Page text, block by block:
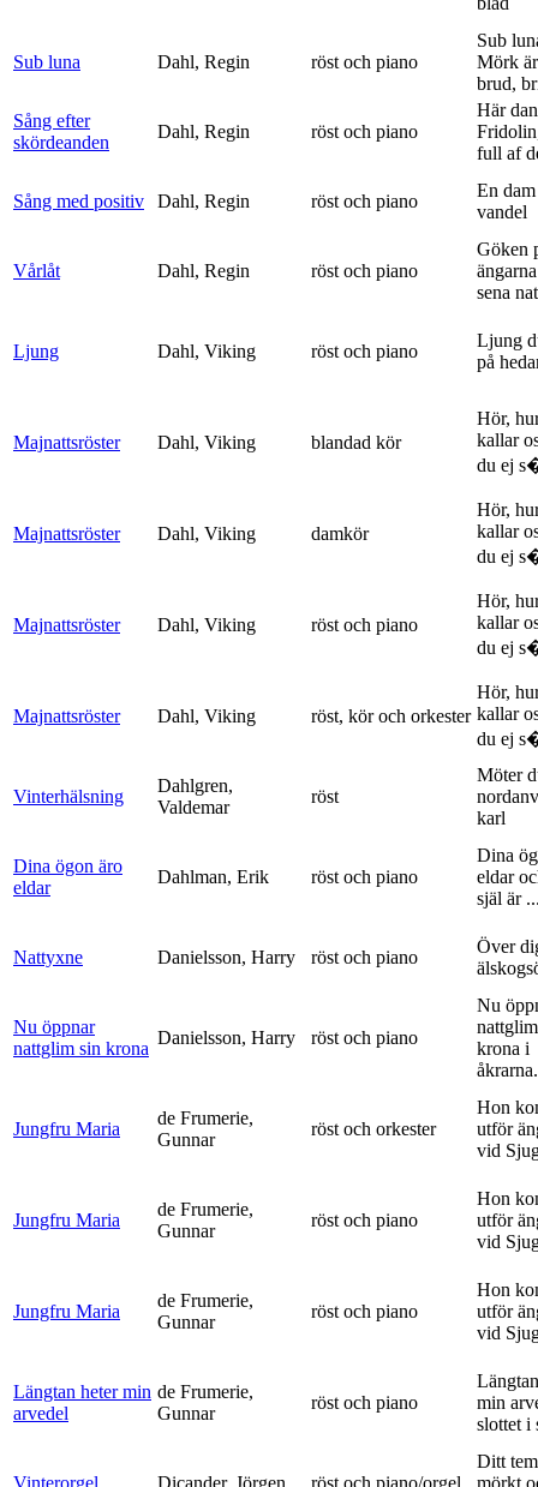
Sub luna Dahl, Regin röst och piano
Sub
Mörk
brud,
Sång efter
skördeanden
Dahl, Regin röst och piano
Här
full af
Sång med positiv Dahl, Regin röst och piano
En
vandel
Vårlåt Dahl, Regin röst och piano
Göken
sena
Ljung Dahl, Viking röst och piano
Ljung
på
Majnattsröster Dahl, Viking blandad kör
Hör,
kallar
du ej
Majnattsröster Dahl, Viking damkör
Hör,
kallar
du ej
Majnattsröster Dahl, Viking röst och piano
Hör,
kallar
du ej
Majnattsröster Dahl, Viking röst, kör och orkester
Hör,
kallar
du ej
Vinterhälsning
Dahlgren,
Valdemar
röst
Möter
karl
Dina ögon äro
eldar
Dahlman, Erik röst och piano
Dina
eldar
själ är
Nattyxne Danielsson, Harry röst och piano
Över
Nu öppnar
nattglim sin krona
Danielsson, Harry röst och piano
Nu
krona i
Jungfru Maria
de Frumerie,
Gunnar
röst och orkester
Hon
utför
vid
Jungfru Maria
de Frumerie,
Gunnar
röst och piano
Hon
utför
vid
Jungfru Maria
de Frumerie,
Gunnar
röst och piano
Hon
utför
vid
Längtan heter min
arvedel
de Frumerie,
Gunnar
röst och piano
min
slottet i
Vinterorgel Dicander, Jörgen röst och piano/orgel
Ditt
mörkt